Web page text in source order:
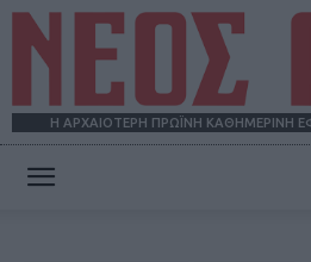
Η ΑΡΧΑΙΟΤΕΡΗ ΠΡΩΪΝΗ ΚΑΘΗΜΕΡΙΝΗ